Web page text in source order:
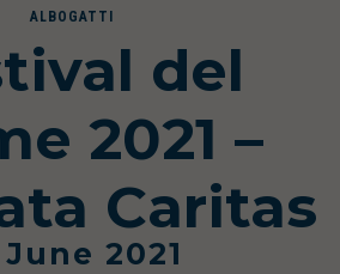
ALBOGATTI
del
2021 –
Caritas
June 2021